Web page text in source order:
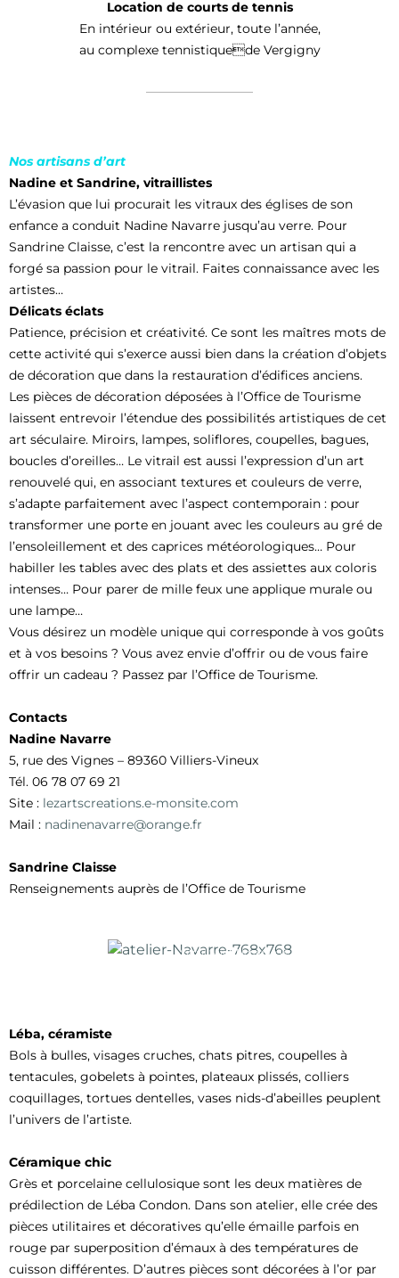
Location de courts de tennis
En intérieur ou extérieur, toute l’année,
au complexe tennistiquede Vergigny
Nos artisans d’art
Nadine et Sandrine, vitraillistes
L’évasion que lui procurait les vitraux des églises de son
enfance a conduit Nadine Navarre jusqu’au verre. Pour
Sandrine Claisse, c’est la rencontre avec un artisan qui a
forgé sa passion pour le vitrail. Faites connaissance avec les
artistes…
Délicats éclats
Patience, précision et créativité. Ce sont les maîtres mots de
cette activité qui s’exerce aussi bien dans la création d’objets
de décoration que dans la restauration d’édifices anciens.
Les pièces de décoration déposées à l’Office de Tourisme
laissent entrevoir l’étendue des possibilités artistiques de cet
art séculaire. Miroirs, lampes, soliflores, coupelles, bagues,
boucles d’oreilles… Le vitrail est aussi l’expression d’un art
renouvelé qui, en associant textures et couleurs de verre,
s’adapte parfaitement avec l’aspect contemporain : pour
transformer une porte en jouant avec les couleurs au gré de
l’ensoleillement et des caprices météorologiques… Pour
habiller les tables avec des plats et des assiettes aux coloris
intenses… Pour parer de mille feux une applique murale ou
une lampe…
Vous désirez un modèle unique qui corresponde à vos goûts
et à vos besoins ? Vous avez envie d’offrir ou de vous faire
offrir un cadeau ? Passez par l’Office de Tourisme.
Contacts
Nadine Navarre
5, rue des Vignes – 89360 Villiers-Vineux
Tél. 06 78 07 69 21
Site : lezartscreations.e-monsite.com
Mail : nadinenavarre@orange.fr
Sandrine Claisse
Renseignements auprès de l’Office de Tourisme
Vitrail Saint-Florentin (© François Chardonnet)
Léba, céramiste
Bols à bulles, visages cruches, chats pitres, coupelles à
tentacules, gobelets à pointes, plateaux plissés, colliers
coquillages, tortues dentelles, vases nids-d’abeilles peuplent
l’univers de l’artiste.
Céramique chic
Grès et porcelaine cellulosique sont les deux matières de
prédilection de Léba Condon. Dans son atelier, elle crée des
pièces utilitaires et décoratives qu’elle émaille parfois en
rouge par superposition d’émaux à des températures de
cuisson différentes. D’autres pièces sont décorées à l’or par